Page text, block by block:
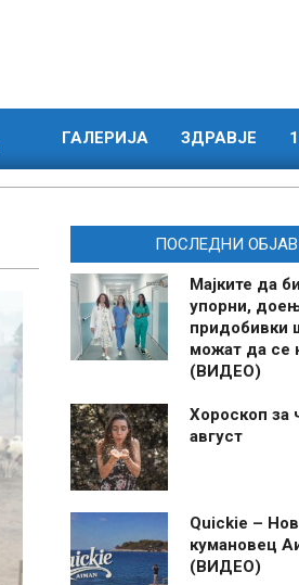
ГАЛЕРИЈА ЗДРАВЈЕ
ПОСЛЕДНИ
Мајките да
упорни,
придобивки
можат да се
(ВИДЕО)
Хороскоп за
август
Quickie –
кумановец
(ВИДЕО)